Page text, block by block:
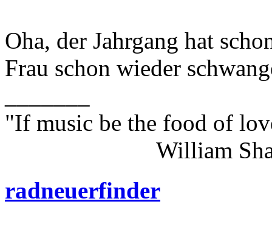
Oha, der Jahrgang hat
Frau schon wieder
"If music be the food of
William
radneuerfinder